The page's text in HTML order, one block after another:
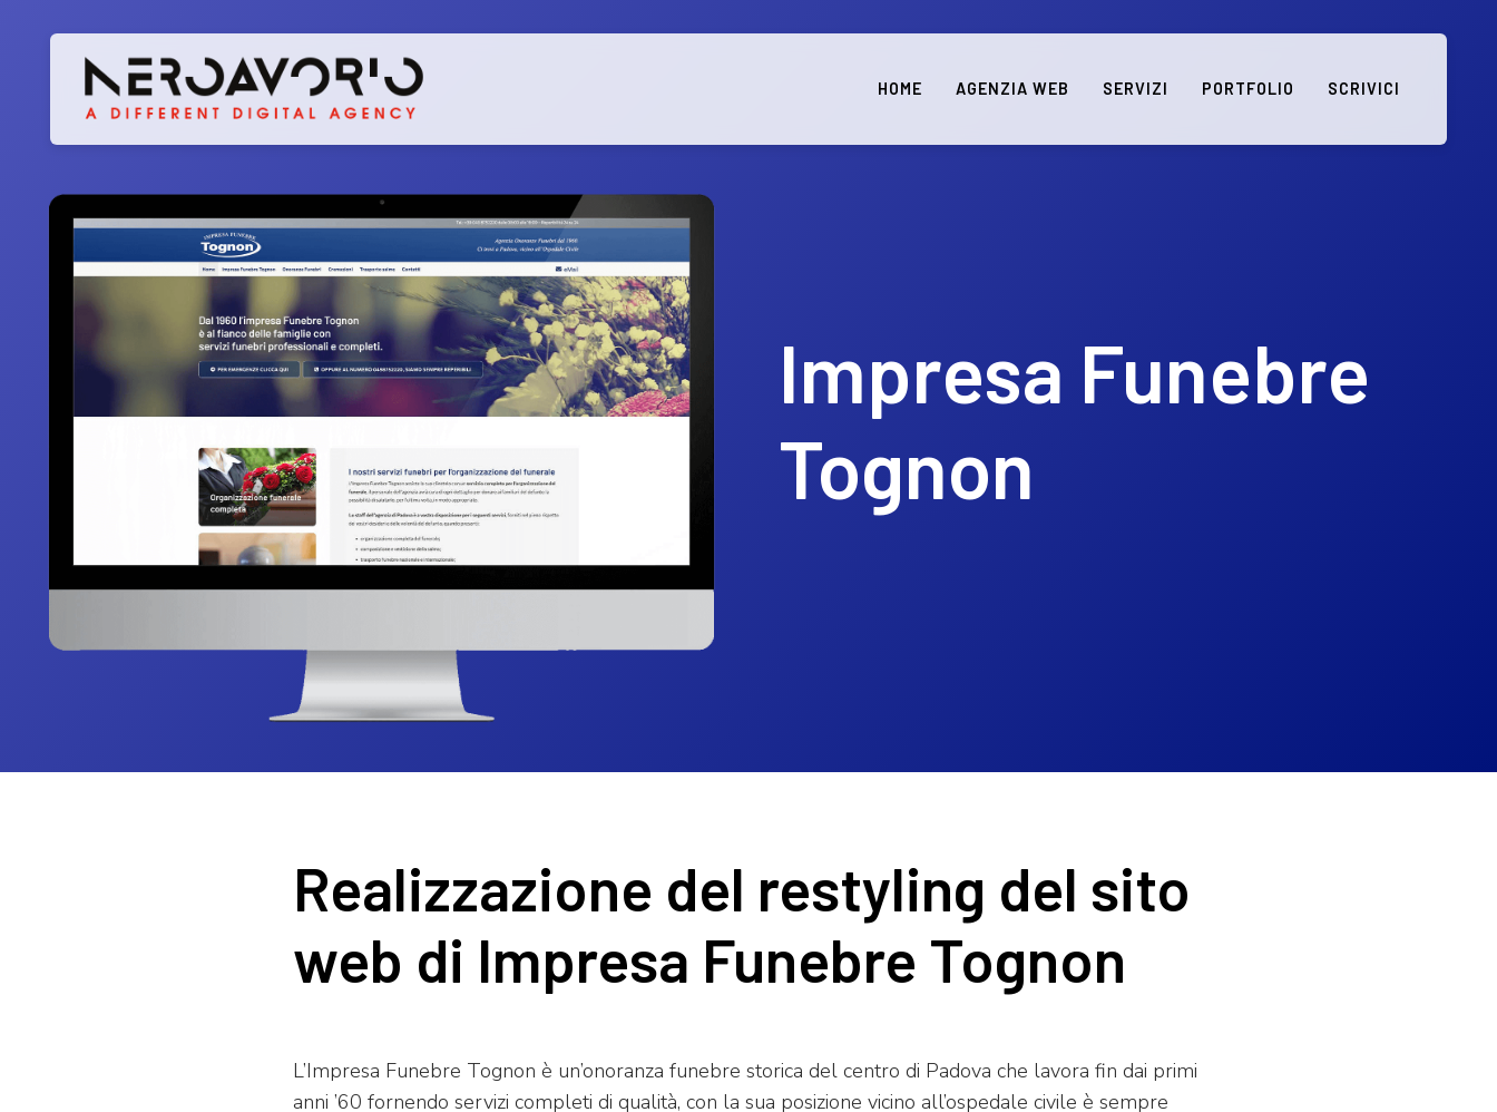
HOME AGENZIA WEB SERVIZI PORTFOLIO SCRIVICI
Impresa Funebre
Tognon
Realizzazione del restyling del sito
web di Impresa Funebre Tognon
L’Impresa Funebre Tognon è un’onoranza funebre storica del centro di Padova che lavora fin dai primi
anni ’60 fornendo servizi completi di qualità, con la sua posizione vicino all’ospedale civile è sempre